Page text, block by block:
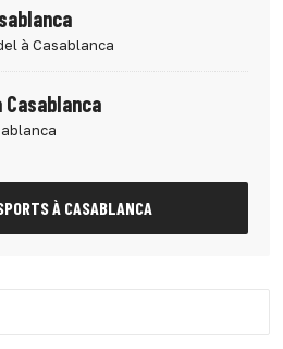
à Casablanca
À CASABLANCA